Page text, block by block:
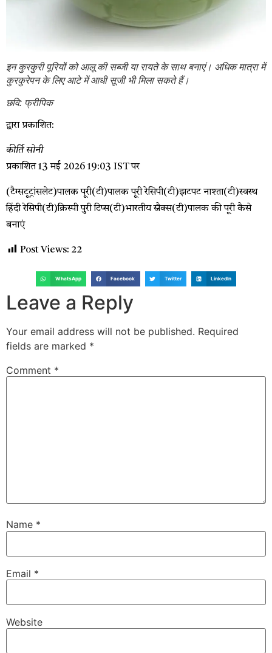
इन कुरकुरी पूरियों को आलू की सब्जी या रायते के साथ बनाएं। अधिक मात्रा में
कुरकुरेपन के लिए आटे में आधी सूजी भी मिला सकते हैं।
छवि: फ्रीपिक
द्वारा प्रकाशित:
कीर्ति सोनी
प्रकाशित13 मई 2026 19:03 IST पर
(टैग्सटूट्रांसलेट)पालक पूरी(टी)पालक पूरी रेसिपी(टी)झटपट नाश्ता(टी)स्वस्थ
हिंदी रेसिपी(टी)क्रिस्पी पुरी टिप्स(टी)भारतीय स्नैक्स(टी)पालक की पूरी कैसे
बनाएं
Post Views: 22
WhatsApp Facebook Twitter LinkedIn
Leave a Reply
Your email address will not be published. Required
fields are marked *
Comment *
Name *
Email *
Website